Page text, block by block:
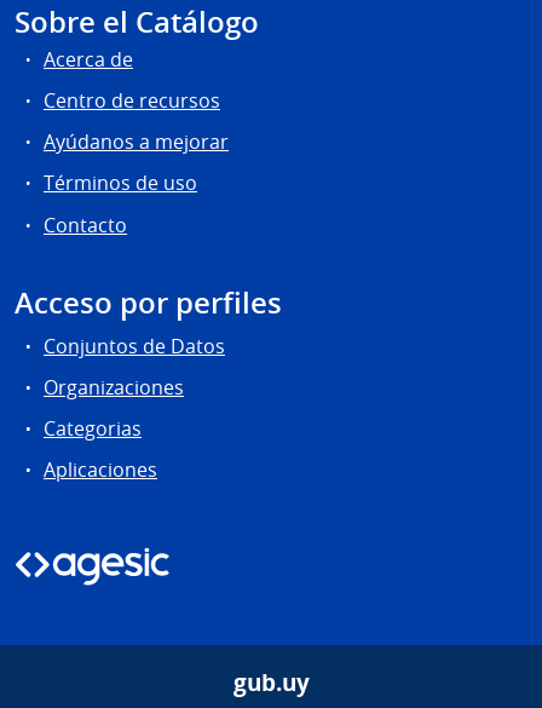
Sobre el Catálogo
Acerca de
Centro de recursos
Ayúdanos a mejorar
Términos de uso
Contacto
Acceso por perfiles
Conjuntos de Datos
Organizaciones
Categorias
Aplicaciones
gub.uy